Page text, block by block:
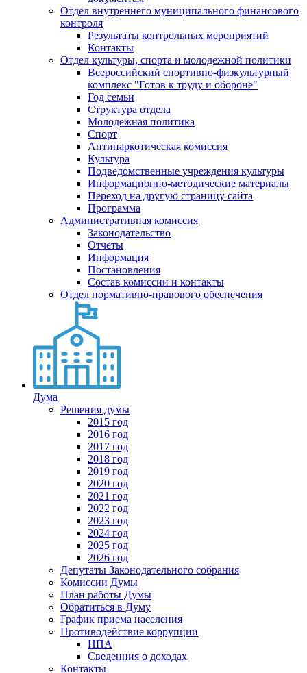
Отдел внутреннего муниципального финансового
контроля
Результаты контрольных мероприятий
Контакты
Отдел культуры, спорта и молодежной политики
Всероссийский спортивно-физкультурный
комплекс "Готов к труду и обороне"
Год семьи
Структура отдела
Молодежная политика
Спорт
Антинаркотическая комиссия
Культура
Подведомственные учреждения культуры
Информационно-методические материалы
Переход на другую страницу сайта
Программа
Административная комиссия
Законодательство
Отчеты
Информация
Постановления
Состав комиссии и контакты
Отдел нормативно-правового обеспечения
Дума
Решения думы
2015 год
2016 год
2017 год
2018 год
2019 год
2020 год
2021 год
2022 год
2023 год
2024 год
2025 год
2026 год
Депутаты Законодательного собрания
Комиссии Думы
План работы Думы
Обратиться в Думу
График приема населения
Противодействие коррупции
НПА
Сведенния о доходах
Контакты